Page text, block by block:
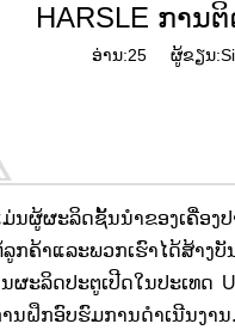
HARSLE ການ
ອ່ານ:25ຜູ້ຂຽນ
ນຜູ້ຜະລິດຊັ້ນນໍາຂອງເຄື່ອງ
ກຄ້າແລະພວກເຮົາໄດ້ສ້າງ
ນຜະລິດປະຕູເປີດໃນປະເທດ
ນຝຶກອົບຮົມການດໍາເນີນງາ